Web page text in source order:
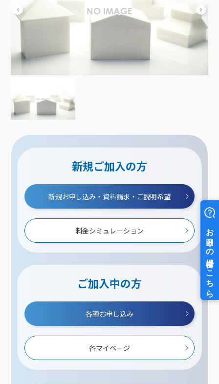
新規ご加入の方
新規お申し込み・資料請求・ご説明希望
料金シミュレーション
ご加入中の方
各種お申し込み
各マイページ